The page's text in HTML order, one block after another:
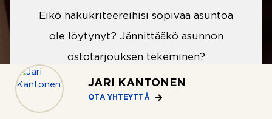
JARI KANTONEN
OTA YHTEYTTÄ
Eikö hakukriteereihisi sopivaa asuntoa
ole löytynyt? Jännittääkö asunnon
ostotarjouksen tekeminen?
Välittäjämme auttavat sinua kaikissa
asunnon ostoon liittyvissä asioissa.